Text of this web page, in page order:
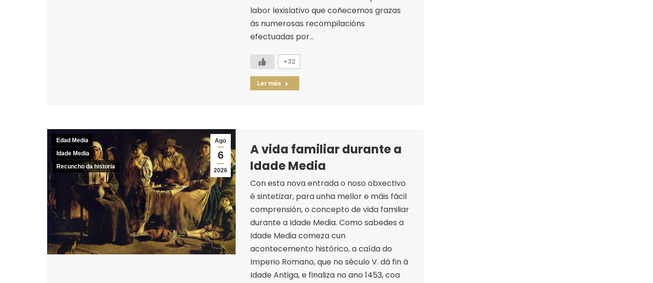
labor lexislativo que coñecemos grazas
ás numerosas recompilacións
efectuadas por…
+32
Ler máis
Ago
6
2026
Edad Media
Idade Media
Recuncho da historia
A vida familiar durante a
Idade Media
Con esta nova entrada o noso obxectivo
é sintetizar, para unha mellor e máis fácil
comprensión, o concepto de vida familiar
durante a Idade Media. Como sabedes a
Idade Media comeza cun
acontecemento histórico, a caída do
Imperio Romano, que no século V. dá fin á
Idade Antiga, e finaliza no ano 1453, coa